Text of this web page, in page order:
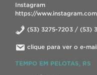
Instagram
https://
(53) 3275-7203 / (53)
clique para ver o e-
TEMPO EM PELOTAS, RS